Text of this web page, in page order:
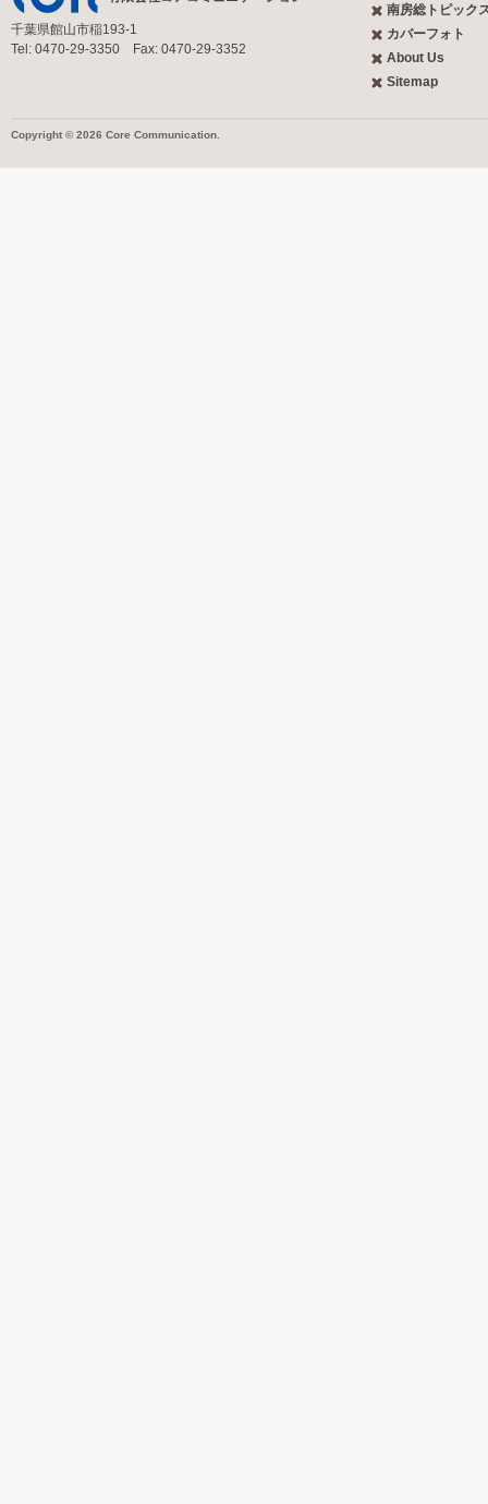
千葉県館山市稲193-1
Tel: 0470-29-3350 Fax: 0470-29-3352
南房総トピック
カバーフォト
About Us
Sitemap
Copyright © 2026 Core Communication.